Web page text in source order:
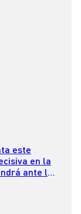
este
en la
ante los